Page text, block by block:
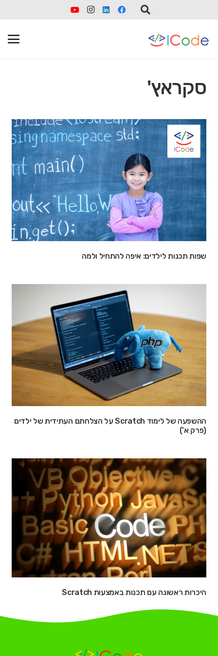
סקראץ'
שפות תכנות לילדים: איפה להתחיל ולמה
ההשפעה של לימוד Scratch על הצלחתם העתידית של ילדים
(פרק א')
היכרות ראשונה עם תכנות באמצעות Scratch